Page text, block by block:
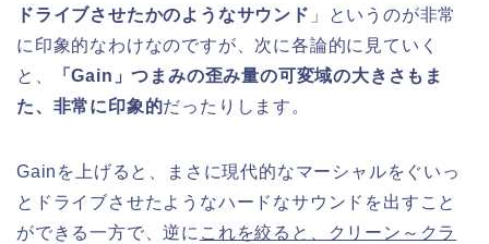
ドライブさせたかのようなサウンド 」というのが非常
に印象的なわけなのですが、次に各論的に見ていく
と、
「Gain」つまみの歪み量の可変域の大きさもま
た、非常に印象的だったりします。
Gainを上げると、まさに現代的なマーシャルをぐいっ
とドライブさせたようなハードなサウンドを出すこと
ができる一方で、逆に これを絞ると、クリーン～クラ